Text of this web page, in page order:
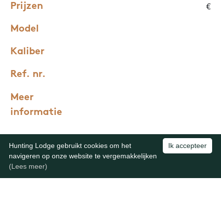
Prijzen €
Model
Kaliber
Ref. nr.
Meer
informatie
Ik accepteer
Hunting Lodge gebruikt cookies om het
navigeren op onze website te vergemakkelijken
(Lees meer)